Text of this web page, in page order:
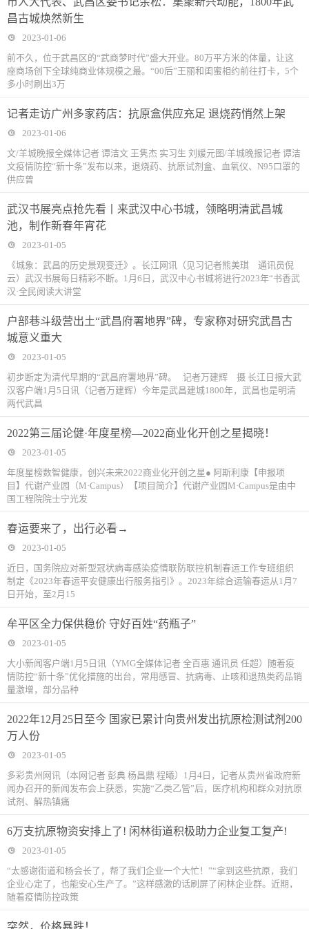
建联盟——包
培支
50%， “政府
气的话语激励
我们奋起拼搏”
民乐开颜
越过越有奔头”
江
昌古城焕然新生
2023-01-06
前不久，位于武昌区的“武商梦时代”盛大开业。80万平方米的体量，让这
座商场创下全球纯商业体规模之最。“00后”王丽和闺蜜相约前往打卡，5个
多小时刷出3万
记者走访广州多家药店：抗原盒供应充足 退烧药悄然上架
2023-01-06
文/羊城晚报全媒体记者 谭洁文 王隽杰 实习生 刘媛元图/羊城晚报记者 谭洁
文疫情防控“新十条”发布以来，退烧药、抗原试剂盒、血氧仪、N95口罩的
供应曾
武汉书展亮点抢先看丨来武汉中心书城，领略明清武昌城
池，制作新春年宵花
2023-01-05
《城象：武昌的历史景观变迁》。长江网讯（见习记者熊美琪 通讯员倪
云）武汉书展每日精彩不断。1月6日，武汉中心书城将进行2023年“书香武
汉·全民阅读大讲堂
户部巷斗级营出土“武昌府署地界”碑，专家称对研究武昌古
城意义重大
2023-01-05
初步断定为清代早期的“武昌府署地界”碑。 记者万建辉 摄 长江日报大武
汉客户端1月5日讯（记者万建辉）今年是武昌建城1800年，武昌也是明清
两代武昌
2022第三届论健·年度星榜—2022商业化开创之星揭晓！
2023-01-05
年度星榜数智健康，创兴未来2022商业化开创之星● 阿斯利康【申报项
目】代谢产业园（M·Campus）【项目简介】代谢产业园M·Campus是由中
国工程院院士宁光发
春运要来了，出行必看→
2023-01-05
近日，国务院应对新型冠状病毒感染疫情联防联控机制春运工作专班组织
制定《2023年春运平安健康出行服务指引》。2023年综合运输春运从1月7
日开始，至2月15
牟平区全力保供稳价 守好百姓“药瓶子”
2023-01-05
大小新闻客户端1月5日讯（YMG全媒体记者 全百惠 通讯员 任超）随着疫
情防控“新十条”优化措施的出台，常用感冒、抗病毒、止咳和退热类药品销
量激增，部分品种
2022年12月25日至今 国家已累计向贵州发出抗原检测试剂200
万人份
2023-01-05
多彩贵州网讯（本网记者 彭典 杨昌鼎 程曦）1月4日，记者从贵州省政府新
闻办召开的新闻发布会上获悉，实施“乙类乙管”后，医疗机构和群众对抗原
试剂、解热镇痛
6万支抗原物资安排上了! 闲林街道积极助力企业复工复产!
2023-01-05
“太感谢街道和杨会长了，帮了我们企业一个大忙！”“拿到这些抗原，我们
企业心定了，也能安心生产了。”这样感激的话刷屏了闲林企业群。近期，
随着疫情防控政策
突然，价格暴跌！